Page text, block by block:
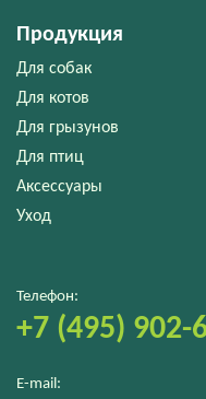
Телефон:
+7 (495) 902-
E-mail:
Продукция
Для собак
Для котов
Для грызунов
Для птиц
Аксессуары
Уход